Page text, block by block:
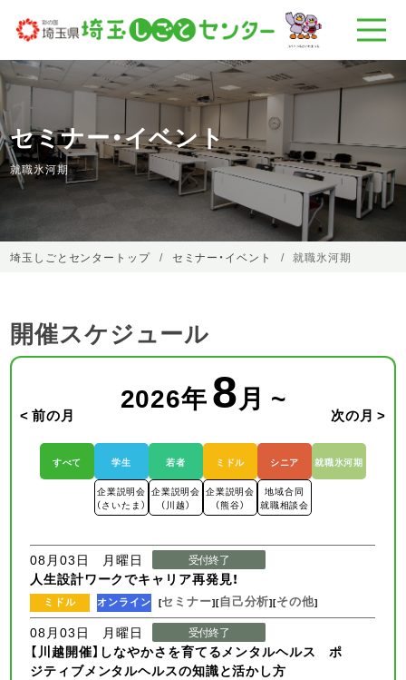
セミナー・イベント
就職氷河期
埼玉しごとセンタートップ セミナー・イベント 就職氷河期
開催スケジュール
< 前の月 次の月 >
すべて 学生 若者 ミドル シニア 就職氷河期
企業説明会
（さいたま）
企業説明会
（川越）
企業説明会
（熊谷）
地域合同
就職相談会
2026年8月 ~
08月03日 月曜日 受付終了
人生設計ワークでキャリア再発見！
ミドル オンライン [セミナー][自己分析][その他]
08月03日 月曜日 受付終了
【川越開催】しなやかさを育てるメンタルヘルス ポ
ジティブメンタルヘルスの知識と活かし方